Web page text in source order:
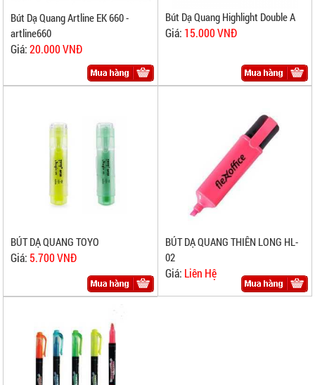
Bút Dạ Quang Artline EK 660 -
artline660
Giá:20.000 VNĐ
Bút Dạ Quang Highlight Double A
Giá: 15.000 VNĐ
BÚT DẠ QUANG TOYO
Giá: 5.700 VNĐ
BÚT DẠ QUANG THIÊN LONG HL-
02
Giá: Liên Hệ